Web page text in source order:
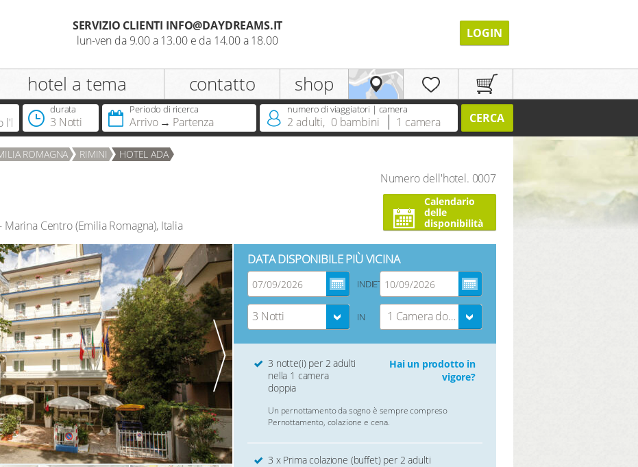
registrazione
Appellativo
Hai già una Dreamcard?
REGISTRAZIONE
SERVIZIO CLIENTI INFO@DAYDREAMS.IT
lun-ven da 9.00 a 13.00 e da 14.00 a 18.00
LOGIN
hotel a tema contatto shop
durata
3 Notti
Periodo di ricerca
Arrivo Partenza
numero di viaggiatori | camera
2 adulti, 0 bambini 1 camera CERCA
ROMAGNA RIMINI HOTEL ADA
Numero dell'hotel. 0007
Marina Centro(Emilia Romagna), Italia
Calendario
delle
disponibilità
DATA DISPONIBILE PIÙ VICINA
INDIETRO
3 Notti IN 1 Camera doppia
3 notte(i) per 2 adulti
nella 1 camera
doppia
Hai un prodotto in
vigore?
Un pernottamento da sogno è sempre compreso
Pernottamento, colazione e cena.
3 x Prima colazione (buffet) per 2 adulti